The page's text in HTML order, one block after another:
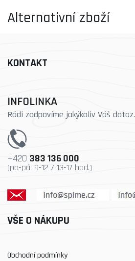
Alternativní zboží
KONTAKT
INFOLINKA
Rádi zodpovíme jakýkoliv Váš dotaz.
+420 383 136 000
(po-pá: 9-12 / 13-17 hod.)
VŠE O NÁKUPU
Obchodní podmínky